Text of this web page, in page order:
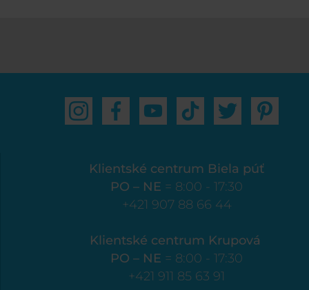
Klientské centrum Biela púť
PO – NE = 8:00 - 17:30
+421 907 88 66 44
Klientské centrum Krupová
PO – NE = 8:00 - 17:30
+421 911 85 63 91